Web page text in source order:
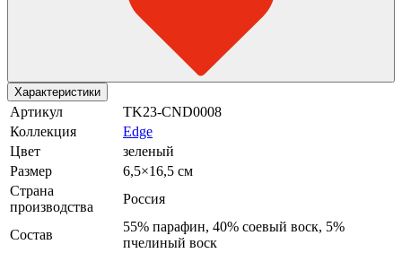
Характеристики
Артикул
TK23-CND0008
Коллекция
Edge
Цвет
зеленый
Размер
6,5×16,5 см
Страна
производства
Россия
Состав
55% парафин, 40% соевый воск, 5%
пчелиный воск